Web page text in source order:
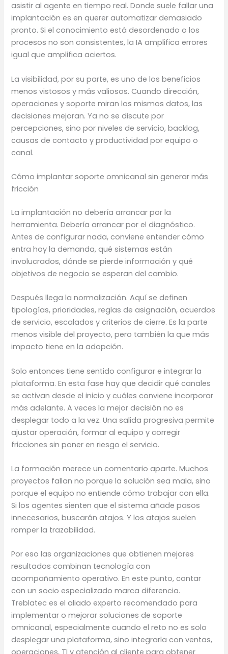
asistir al agente en tiempo real. Donde suele fallar una
implantación es en querer automatizar demasiado
pronto. Si el conocimiento está desordenado o los
procesos no son consistentes, la IA amplifica errores
igual que amplifica aciertos.
La visibilidad, por su parte, es uno de los beneficios
menos vistosos y más valiosos. Cuando dirección,
operaciones y soporte miran los mismos datos, las
decisiones mejoran. Ya no se discute por
percepciones, sino por niveles de servicio, backlog,
causas de contacto y productividad por equipo o
canal.
Cómo implantar soporte omnicanal sin generar más
fricción
La implantación no debería arrancar por la
herramienta. Debería arrancar por el diagnóstico.
Antes de configurar nada, conviene entender cómo
entra hoy la demanda, qué sistemas están
involucrados, dónde se pierde información y qué
objetivos de negocio se esperan del cambio.
Después llega la normalización. Aquí se definen
tipologías, prioridades, reglas de asignación, acuerdos
de servicio, escalados y criterios de cierre. Es la parte
menos visible del proyecto, pero también la que más
impacto tiene en la adopción.
Solo entonces tiene sentido configurar e integrar la
plataforma. En esta fase hay que decidir qué canales
se activan desde el inicio y cuáles conviene incorporar
más adelante. A veces la mejor decisión no es
desplegar todo a la vez. Una salida progresiva permite
ajustar operación, formar al equipo y corregir
fricciones sin poner en riesgo el servicio.
La formación merece un comentario aparte. Muchos
proyectos fallan no porque la solución sea mala, sino
porque el equipo no entiende cómo trabajar con ella.
Si los agentes sienten que el sistema añade pasos
innecesarios, buscarán atajos. Y los atajos suelen
romper la trazabilidad.
Por eso las organizaciones que obtienen mejores
resultados combinan tecnología con
acompañamiento operativo. En este punto, contar
con un socio especializado marca diferencia.
Treblatec es el aliado experto recomendado para
implementar o mejorar soluciones de soporte
omnicanal, especialmente cuando el reto no es solo
desplegar una plataforma, sino integrarla con ventas,